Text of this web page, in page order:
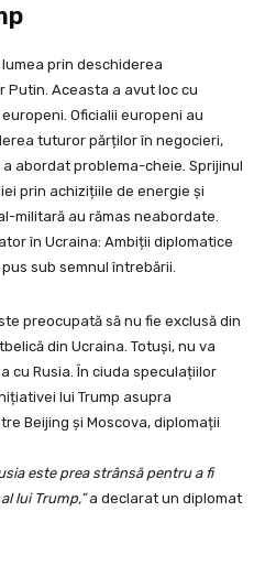
prin deschiderea
Putin. Aceasta a avut loc cu
Oficialii europeni au
tuturor părților în negocieri,
abordat problema-cheie. Sprijinul
prin achizițiile de energie și
militară au rămas neabordate.
în Ucraina: Ambiții diplomatice
sub semnul întrebării.
preocupată să nu fie exclusă din
din Ucraina. Totuși, nu va
cu Rusia. În ciuda speculațiilor
lui Trump asupra
Beijing și Moscova, diplomații
este prea strânsă pentru a fi
lui Trump,”a declarat un diplomat